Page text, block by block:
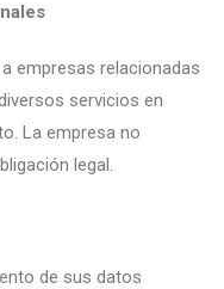
empresas relacionadas
servicios en
La empresa no
legal.
de sus datos